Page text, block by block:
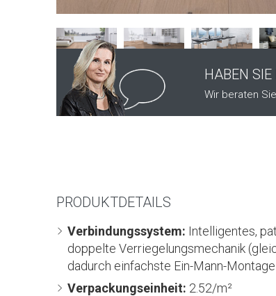
HABEN
Wir beraten
PRODUKTDETAILS
Verbindungssystem: Intelligentes,
doppelte Verriegelungsmechanik
dadurch einfachste Ein-Mann-
Verpackungseinheit: 2.52/m²